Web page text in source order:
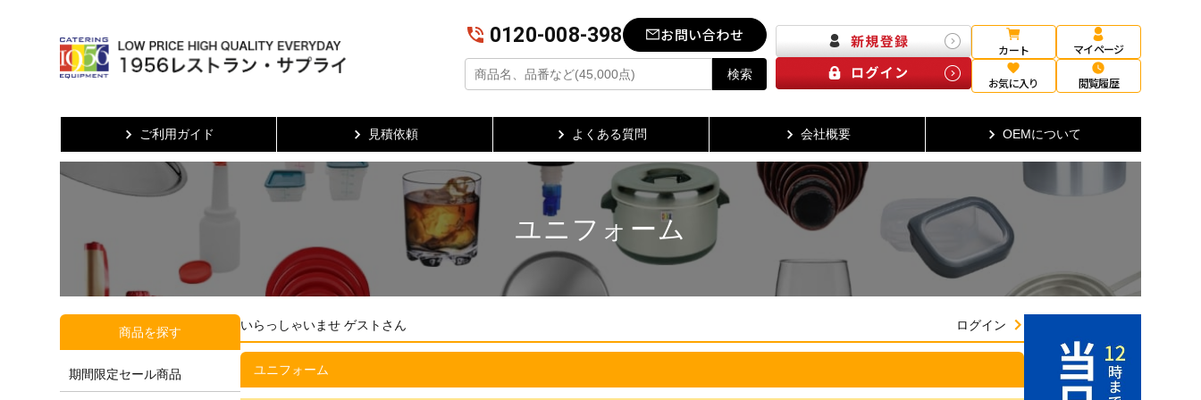
0120-008-398 お問い合わせ
検索
カート マイページ
お気に入り 閲覧履歴
ご利用ガイド 見積依頼 よくある質問 会社概要 OEMについて
ユニフォーム
商品を探す
期間限定セール商品
いらっしゃいませ ゲストさん ログイン
ユニフォーム